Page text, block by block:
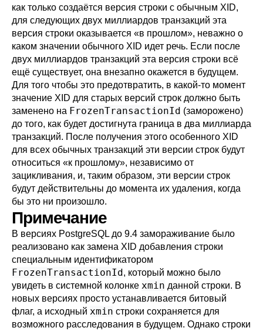
как только создаётся версия строки с обычным XID,
для следующих двух миллиардов транзакций эта
версия строки оказывается «в прошлом», неважно о
каком значении обычного XID идет речь. Если после
двух миллиардов транзакций эта версия строки всё
ещё существует, она внезапно окажется в будущем.
Для того чтобы это предотвратить, в какой-то момент
значение XID для старых версий строк должно быть
заменено на FrozenTransactionId (заморожено)
до того, как будет достигнута граница в два миллиарда
транзакций. После получения этого особенного XID
для всех обычных транзакций эти версии строк будут
относиться «к прошлому», независимо от
зацикливания, и, таким образом, эти версии строк
будут действительны до момента их удаления, когда
бы это ни произошло.
Примечание
В версиях PostgreSQL до 9.4 замораживание было
реализовано как замена XID добавления строки
специальным идентификатором
FrozenTransactionId, который можно было
увидеть в системной колонке xmin данной строки. В
новых версиях просто устанавливается битовый
флаг, а исходный xmin строки сохраняется для
возможного расследования в будущем. Однако строки